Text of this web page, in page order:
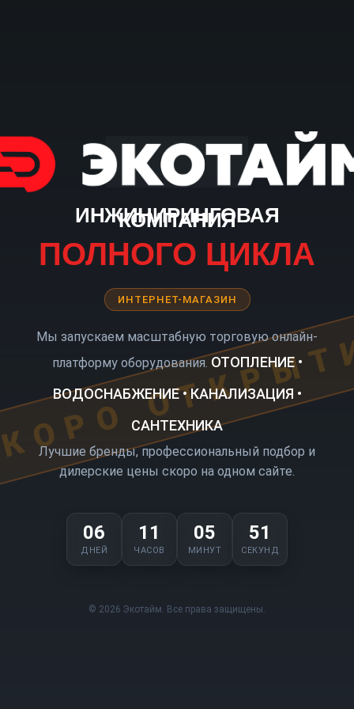
ИНЖИНИРИНГОВАЯ
КОМПАНИЯ
ПОЛНОГО ЦИКЛА
ИНТЕРНЕТ-МАГАЗИН
Мы запускаем масштабную торговую онлайн-
платформу оборудования. ОТОПЛЕНИЕ •
ВОДОСНАБЖЕНИЕ • КАНАЛИЗАЦИЯ •
САНТЕХНИКА
Лучшие бренды, профессиональный подбор и
дилерские цены скоро на одном сайте.
06
ДНЕЙ
11
ЧАСОВ
05
МИНУТ
51
СЕКУНД
© 2026 Экотайм. Все права защищены.